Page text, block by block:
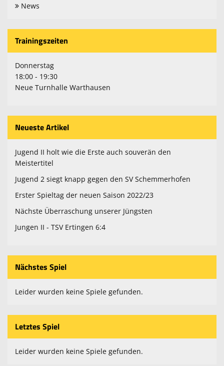
News
Trainingszeiten
Donnerstag
18:00 - 19:30
Neue Turnhalle Warthausen
Neueste Artikel
Jugend II holt wie die Erste auch souverän den
Meistertitel
Jugend 2 siegt knapp gegen den SV Schemmerhofen
Erster Spieltag der neuen Saison 2022/23
Nächste Überraschung unserer Jüngsten
Jungen II - TSV Ertingen 6:4
Nächstes Spiel
Leider wurden keine Spiele gefunden.
Letztes Spiel
Leider wurden keine Spiele gefunden.